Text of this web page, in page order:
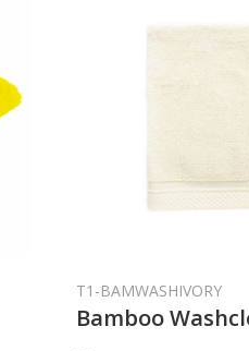
T1-BAMWASHIVORY
Bamboo